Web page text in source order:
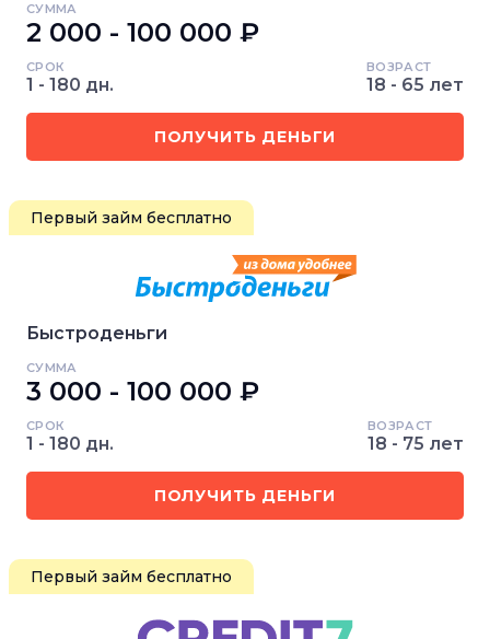
СУММА
2 000 - 100 000 ₽
СРОК
1 - 180 дн.
ВОЗРАСТ
18 - 65 лет
ПОЛУЧИТЬ ДЕНЬГИ
Первый займ бесплатно
Быстроденьги
СУММА
3 000 - 100 000 ₽
СРОК
1 - 180 дн.
ВОЗРАСТ
18 - 75 лет
ПОЛУЧИТЬ ДЕНЬГИ
Первый займ бесплатно